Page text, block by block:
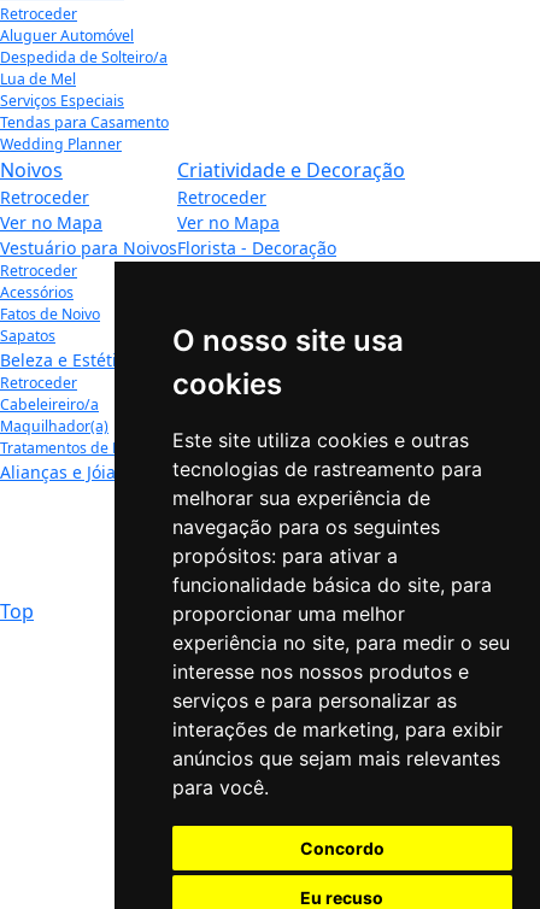
O nosso site usa
cookies
Este site utiliza cookies e outras
tecnologias de rastreamento para
melhorar sua experiência de
navegação para os seguintes
propósitos: para ativar a
funcionalidade básica do site, para
proporcionar uma melhor
experiência no site, para medir o seu
interesse nos nossos produtos e
serviços e para personalizar as
interações de marketing, para exibir
anúncios que sejam mais relevantes
para você.
Concordo
Eu recuso
Retroceder
Aluguer Automóvel
Despedida de Solteiro/a
Lua de Mel
Serviços Especiais
Tendas para Casamento
Wedding Planner
Noivos
Retroceder
Ver no Mapa
Vestuário para Noivos
Retroceder
Acessórios
Fatos de Noivo
Sapatos
Beleza e Estética
Retroceder
Cabeleireiro/a
Maquilhador(a)
Tratamentos de Beleza
Alianças e Jóias
Criatividade e Decoração
Retroceder
Ver no Mapa
Florista - Decoração
Convites - Papelaria
Convites de Casamento
Presentes
Retroceder
Listas de Casamento
Lembranças de Casamento
Bolos e Acessórios
Retroceder
Bolos e Doces
Bonecos Topo de Bolo
Top